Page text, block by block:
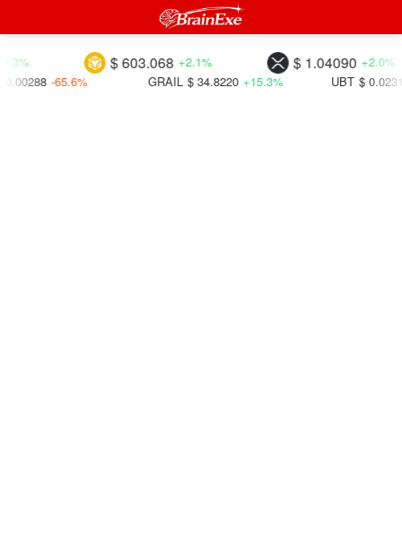
$ 1.04090 +2.0%
$ 603.068 +2.1%
UBT $ 0.02314 +15.7%
GRAIL $ 34.8220 +15.3%